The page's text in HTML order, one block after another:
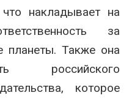
накладывает на
за
планеты. Также она
российского
которое